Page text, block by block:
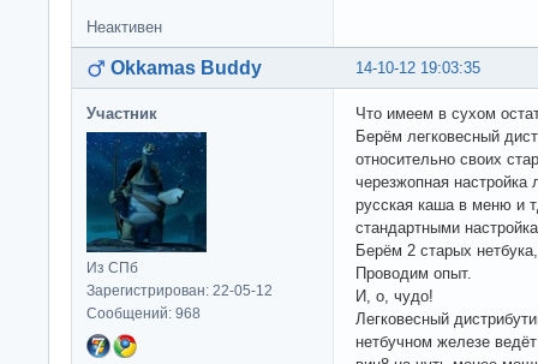
Неактивен
14-10-12 19:03:35
Okkamas Buddy
Участник
Из СПб
Зарегистрирован: 22-05-12
Сообщений: 968
Что имеем в сухом
Берём легковесный
относительно своих
черезжопная настройка
русская каша в меню и
стандартными
Берём 2 старых
Проводим опыт.
И, о, чудо!
Легковесный
нетбучном железе